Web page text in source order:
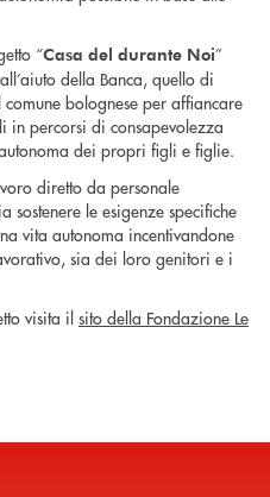
“Casa del durante Noi”
della Banca, quello di
bolognese per affiancare
percorsi di consapevolezza
dei propri figli e figlie.
diretto da personale
sostenere le esigenze specifiche
vita autonoma incentivandone
sia dei loro genitori e i
visita il sito della Fondazione Le